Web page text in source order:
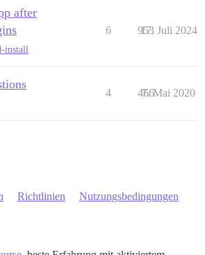
after
install
6 953
17. Juli 2024
4 466
7. Mai 2020
Richtlinien Nutzungsbedingungen